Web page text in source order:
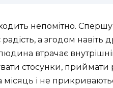
непомітно. Спершу
а згодом навіть
втрачає
стосунки, приймати
місяць і не